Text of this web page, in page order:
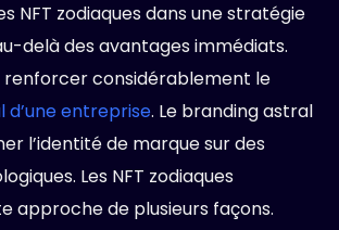
NFT zodiaques dans une stratégie
delà des avantages immédiats.
renforcer considérablement le
entreprise. Le branding astral
l’identité de marque sur des
Les NFT zodiaques
approche de plusieurs façons.